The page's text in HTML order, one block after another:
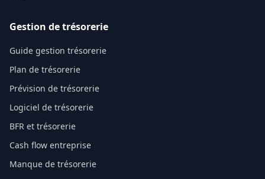
Gestion de trésorerie
Guide gestion trésorerie
Plan de trésorerie
Prévision de trésorerie
Logiciel de trésorerie
BFR et trésorerie
Cash flow entreprise
Manque de trésorerie